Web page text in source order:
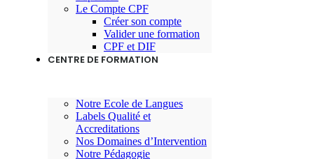
Le Compte CPF
Créer son compte
Valider une formation
CPF et DIF
CENTRE DE FORMATION
Notre Ecole de Langues
Labels Qualité et
Accreditations
Nos Domaines d’Intervention
Notre Pédagogie